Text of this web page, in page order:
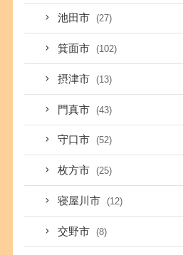
池田市 (27)
箕面市 (102)
摂津市 (13)
門真市 (43)
守口市 (52)
枚方市 (25)
寝屋川市 (12)
交野市 (8)